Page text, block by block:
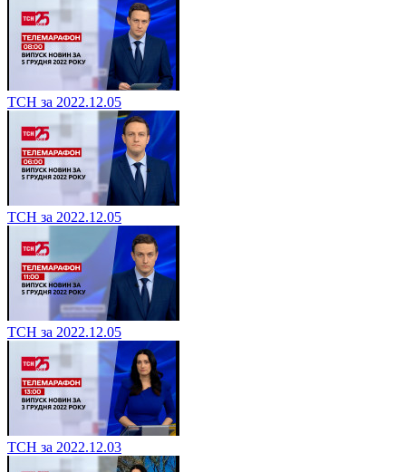
ТСН за 2022.12.05
ТСН за 2022.12.05
ТСН за 2022.12.05
ТСН за 2022.12.03